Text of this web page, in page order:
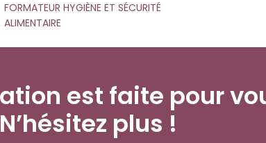
FORMATEUR HYGIÈNE ET SÉCURITÉ
ALIMENTAIRE
est faite pour
N’hésitez plus !